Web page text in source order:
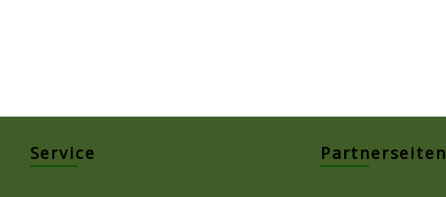
Service Partnerseiten